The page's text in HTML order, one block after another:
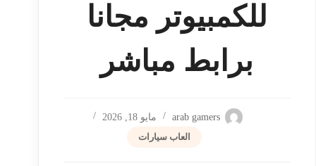
للكمبيوتر مجانا
برابط مباشر
arab gamers
مايو 18, 2026
العاب سيارات